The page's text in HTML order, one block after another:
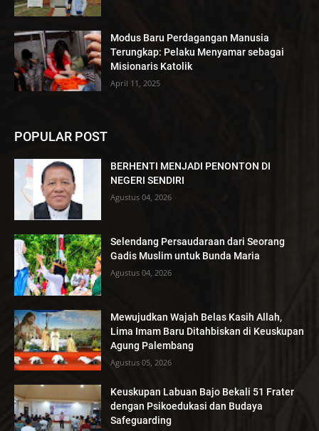
Modus Baru Perdagangan Manusia
Terungkap: Pelaku Menyamar sebagai
Misionaris Katolik
April 11, 2025
POPULAR POST
BERHENTI MENJADI PENONTON DI
NEGERI SENDIRI
Agustus 04, 2026
Selendang Persaudaraan dari Seorang
Gadis Muslim untuk Bunda Maria
Agustus 04, 2026
Mewujudkan Wajah Belas Kasih Allah,
Lima Imam Baru Ditahbiskan di Keuskupan
Agung Palembang
Agustus 05, 2026
Keuskupan Labuan Bajo Bekali 51 Frater
dengan Psikoedukasi dan Budaya
Safeguarding